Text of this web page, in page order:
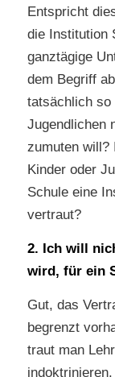
Entspricht
die Institution
ganztägige
dem Begriff
tatsächlich so
Jugendlichen
zumuten will?
Kinder oder
Schule eine
vertraut?
2. Ich will
wird, für ein
Gut, das
begrenzt
traut man